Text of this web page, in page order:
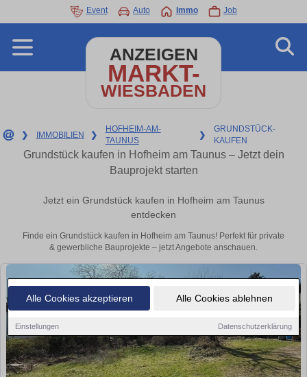
Alle Cookies akzeptieren Alle Cookies ablehnen
Einstellungen Datenschutzerklärung
Event Auto Immo Job
ANZEIGEN
MARKT-
WIESBADEN
❯ IMMOBILIEN ❯
HOFHEIM-AM-
TAUNUS
❯
GRUNDSTÜCK-
KAUFEN
Grundstück kaufen in Hofheim am Taunus – Jetzt dein
Bauprojekt starten
Jetzt ein Grundstück kaufen in Hofheim am Taunus
entdecken
Finde ein Grundstück kaufen in Hofheim am Taunus! Perfekt für private
& gewerbliche Bauprojekte – jetzt Angebote anschauen.